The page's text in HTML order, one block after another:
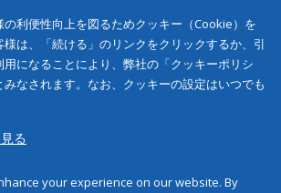
の利便性向上を図るためクッキー（Cookie）を
は、「続ける」のリンクをクリックするか、引
用になることにより、弊社の「クッキーポリシ
なされます。なお、クッキーの設定はいつでも
る
your experience on our website. By